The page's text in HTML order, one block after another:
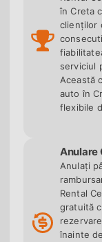
(Nissan
Y electric.
kilometraj
auto pentru
august
cu transmisie
depozit și fără
debit;
franciză zero
pentru daune,
prețului final-
la ridicare, fără
în Creta
clienților
serviciul
Această
auto în
flexibile
Anulare
Anulați
Rental
gratuită
înainte